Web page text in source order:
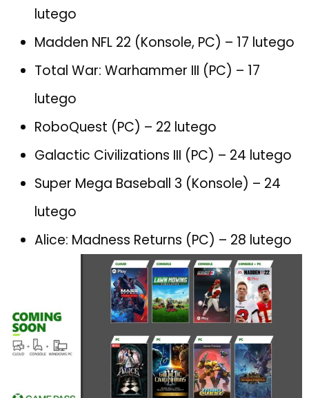
lutego
Madden NFL 22 (Konsole, PC) – 17 lutego
Total War: Warhammer III (PC) – 17
lutego
RoboQuest (PC) – 22 lutego
Galactic Civilizations III (PC) – 24 lutego
Super Mega Baseball 3 (Konsole) – 24
lutego
Alice: Madness Returns (PC) – 28 lutego